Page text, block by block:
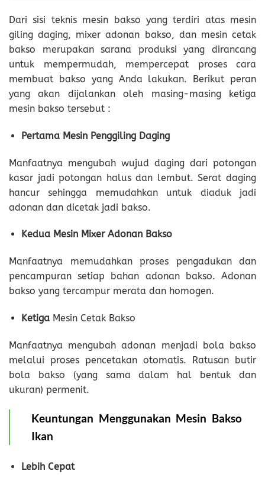
Dari sisi teknis mesin bakso yang terdiri atas mesin
giling daging, mixer adonan bakso, dan mesin cetak
bakso merupakan sarana produksi yang dirancang
untuk mempermudah, mempercepat proses cara
membuat bakso yang Anda lakukan. Berikut peran
yang akan dijalankan oleh masing-masing ketiga
mesin bakso tersebut :
Pertama Mesin Penggiling Daging
Manfaatnya mengubah wujud daging dari potongan
kasar jadi potongan halus dan lembut. Serat daging
hancur sehingga memudahkan untuk diaduk jadi
adonan dan dicetak jadi bakso.
Kedua Mesin Mixer Adonan Bakso
Manfaatnya memudahkan proses pengadukan dan
pencampuran setiap bahan adonan bakso. Adonan
bakso yang tercampur merata dan homogen.
Ketiga Mesin Cetak Bakso
Manfaatnya mengubah adonan menjadi bola bakso
melalui proses pencetakan otomatis. Ratusan butir
bola bakso (yang sama dalam hal bentuk dan
ukuran) permenit.
Keuntungan Menggunakan Mesin Bakso
Ikan
Lebih Cepat